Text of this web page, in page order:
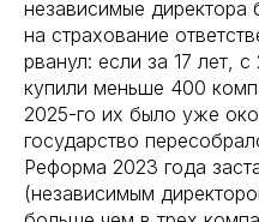
независимые
на страхование
рванул: если за 17 лет,
купили меньше 400
2025-го их было уже
государство
Реформа 2023 года
(независимым